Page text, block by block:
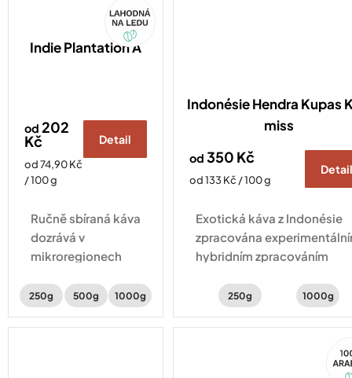
Indie Plantation A
od 202
Kč
Měrná
cena:
od 74,90 Kč
/ 100 g
Detail
Ručně sbíraná káva
dozrává v
mikroregionech
se jen ta nejlepší –
jemná chuť mléčné
250g 500g 1000g
Indonésie Hendra Kupas
miss
od 350 Kč
Měrná
od 133 Kč / 100 g
Detail
Exotická káva z Indonésie
zpracována
hybridním zpracováním
kávy s chutí šťavnatého
250g 1000g